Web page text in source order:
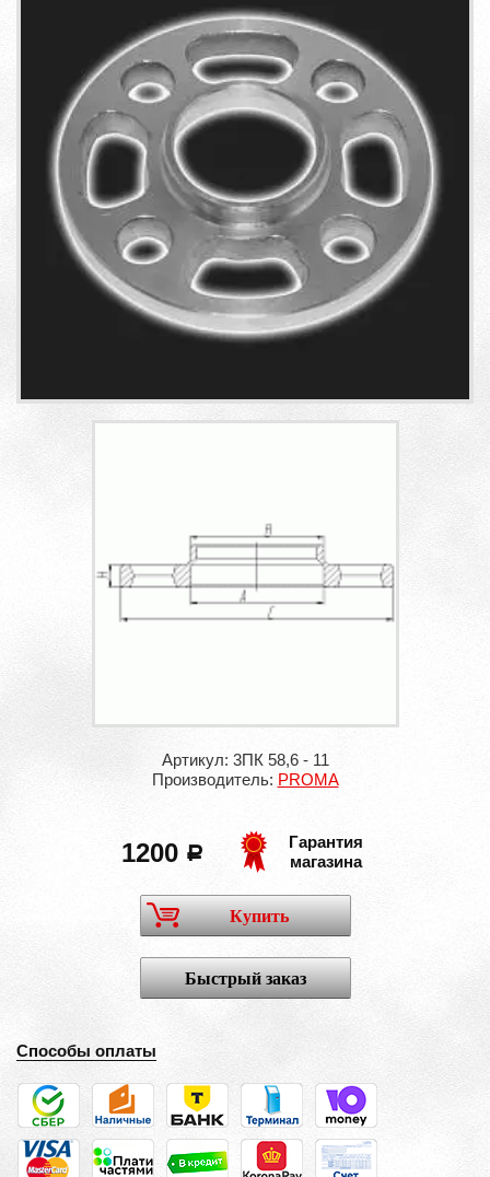
Артикул: 3ПК 58,6 - 11
Производитель: PROMA
1200 a
Гарантия
магазина
Купить
Быстрый заказ
Способы оплаты